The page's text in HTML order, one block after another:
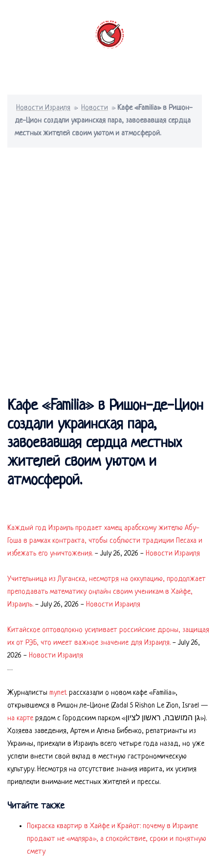
Новости Израиля » Новости » Кафе «Familia» в Ришон-
де-Цион создали украинская пара, завоевавшая сердца
местных жителей своим уютом и атмосферой.
Кафе «Familia» в Ришон-де-Цион
создали украинская пара,
завоевавшая сердца местных
жителей своим уютом и
атмосферой.
Каждый год Израиль продает хамец арабскому жителю Абу-
Гоша в рамках контракта, чтобы соблюсти традиции Песаха и
избежать его уничтожения. -July 26, 2026 - Новости Израиля
Учительница из Луганска, несмотря на оккупацию, продолжает
преподавать математику онлайн своим ученикам в Хайфе,
Израиль. -July 26, 2026 - Новости Израиля
Китайское оптоволокно усиливает российские дроны, защищая
их от РЭБ, что имеет важное значение для Израиля. -July 26,
2026 - Новости Израиля
…
Журналисты mynet рассказали о новом кафе «Familia»,
открывшемся в Ришон ле-Ционе (Zadal 5 Rishon Le Zion, Israel —
на карте рядом с Городским парком «גן המושבה, ראשון לציון»).
Хозяева заведения, Артем и Алена Бибенко, репатрианты из
Украины, приехали в Израиль всего четыре года назад, но уже
успели внести свой вклад в местную гастрономическую
культуру. Несмотря на отсутствие знания иврита, их усилия
привлекли внимание местных жителей и прессы.
Читайте также
Покраска квартир в Хайфе и Крайот: почему в Израиле
продают не «маляра», а спокойствие, сроки и понятную
смету